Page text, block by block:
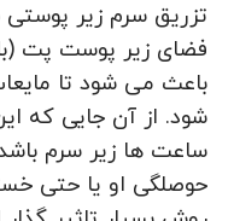
تزریق سرم زیر
فضای زیر پوست پت
باعث می شود تا
شود. از آن جایی که
ساعت ها زیر سرم
حوصلگی او یا حتی